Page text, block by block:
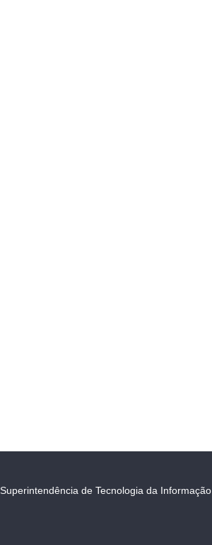
Superintendência de Tecnologia da Informação